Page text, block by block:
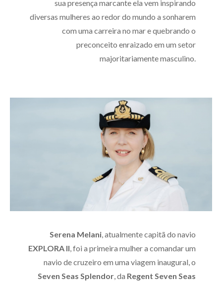
sua presença marcante ela vem inspirando
diversas mulheres ao redor do mundo a sonharem
com uma carreira no mar e quebrando o
preconceito enraizado em um setor
majoritariamente masculino.
Serena Melani , atualmente capitã do navio
EXPLORA II , foi a primeira mulher a comandar um
navio de cruzeiro em uma viagem inaugural, o
Seven Seas Splendor , da Regent Seven Seas